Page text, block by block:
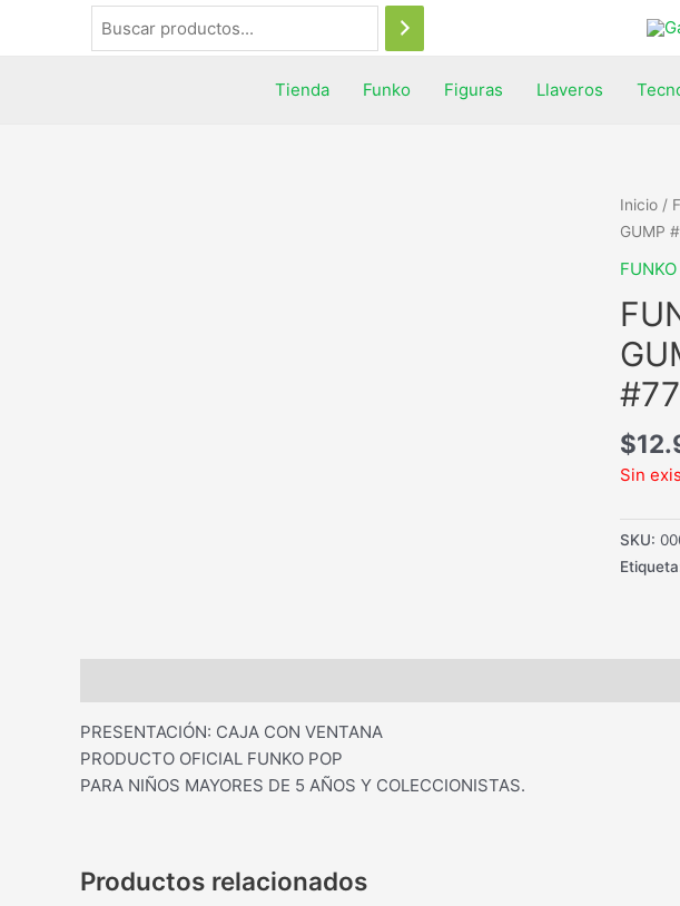
Tienda Funko Figuras Llaveros
Inicio /
GUMP
FUNKO
$
Sin
SKU:
PRESENTACIÓN: CAJA CON VENTANA
PRODUCTO OFICIAL FUNKO POP
PARA NIÑOS MAYORES DE 5 AÑOS Y COLECCIONISTAS.
Productos relacionados